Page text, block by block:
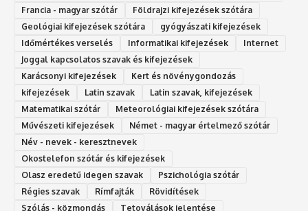
Francia - magyar szótár
Földrajzi kifejezések szótára
Geológiai kifejezések szótára
gyógyászati kifejezések
Időmértékes verselés
Informatikai kifejezések
Internet
Joggal kapcsolatos szavak és kifejezések
Karácsonyi kifejezések
Kert és növénygondozás
kifejezések
Latin szavak
Latin szavak, kifejezések
Matematikai szótár
Meteorológiai kifejezések szótára
Művészeti kifejezések
Német - magyar értelmező szótár
Név - nevek - keresztnevek
Okostelefon szótár és kifejezések
Olasz eredetű idegen szavak
Ps‮gólohciz‬ia s‮átóz‬r
Régies szavak
Rímfajták
Rövidítések
Szólás - közmondás
Tetoválások jelentése